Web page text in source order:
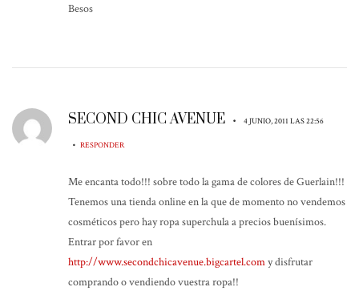
Besos
SECOND CHIC AVENUE • 4 JUNIO, 2011 LAS 22:56
• RESPONDER
Me encanta todo!!! sobre todo la gama de colores de Guerlain!!!
Tenemos una tienda online en la que de momento no vendemos
cosméticos pero hay ropa superchula a precios buenísimos.
Entrar por favor en
http://www.secondchicavenue.bigcartel.comy disfrutar
comprando o vendiendo vuestra ropa!!